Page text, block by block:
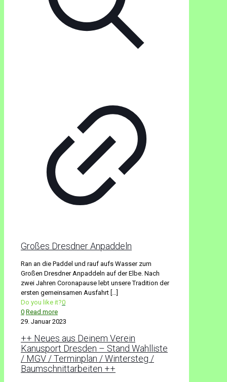
Großes Dresdner Anpaddeln
Ran an die Paddel und rauf aufs Wasser zum
Großen Dresdner Anpaddeln auf der Elbe. Nach
zwei Jahren Coronapause lebt unsere Tradition der
ersten gemeinsamen Ausfahrt […]
Do you like it?0
0 Read more
29. Januar 2023
++ Neues aus Deinem Verein
Kanusport Dresden – Stand Wahlliste
/ MGV / Terminplan / Wintersteg /
Baumschnittarbeiten ++